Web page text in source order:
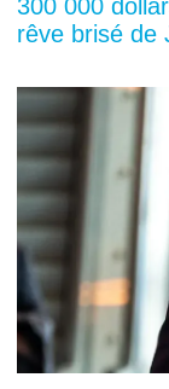
300 000
rêve brisé de